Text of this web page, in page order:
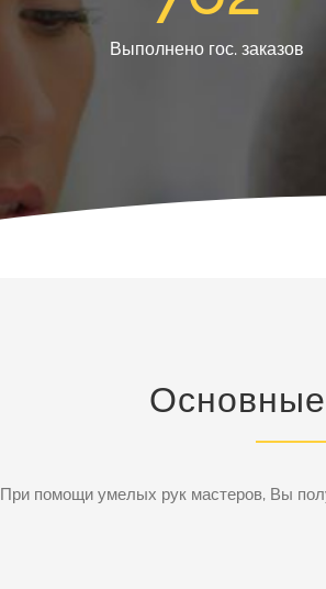
Выполнено гос. заказов
При помощи умелых рук мастеров, Вы